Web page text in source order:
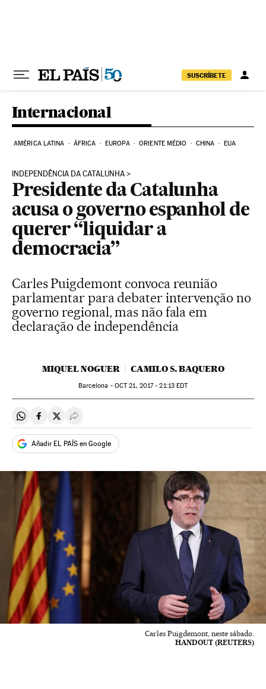
SUSCRÍBETE
Internacional
AMÉRICA LATINA ÁFRICA EUROPA ORIENTE MÉDIO CHINA EUA
INDEPENDÊNCIA DA CATALUNHA
Presidente da Catalunha
acusa o governo espanhol de
querer “liquidar a
democracia”
Carles Puigdemont convoca reunião
parlamentar para debater intervenção no
governo regional, mas não fala em
declaração de independência
MIQUEL NOGUER CAMILO S. BAQUERO
Barcelona - OCT21, 2017 - 21:13EDT
Compartir en Whatsapp
Compartir en Facebook
Compartir en Twitter
Desplegar Redes Sociales
Añadir EL PAÍS en Google
Carles Puigdemont, neste sábado.
HANDOUT (REUTERS)